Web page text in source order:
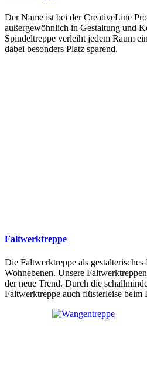
Der Name ist bei der CreativeLine
außergewöhnlich in Gestaltung und
Spindeltreppe verleiht jedem Raum
dabei besonders Platz sparend.
Faltwerktreppe
Die Faltwerktreppe als
Wohnebenen. Unsere
der neue Trend. Durch die
Faltwerktreppe auch flüsterleise beim